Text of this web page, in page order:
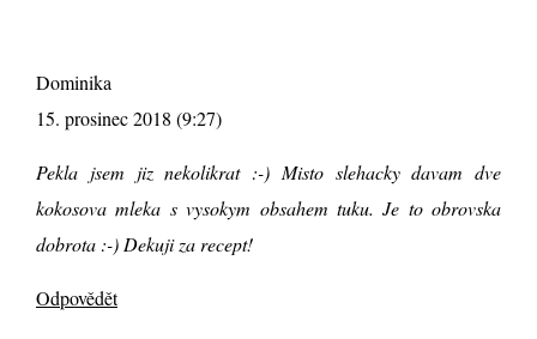
Dominika
15. prosinec 2018 (9:27)
Pekla jsem jiz nekolikrat :-) Misto slehacky davam dve
kokosova mleka s vysokym obsahem tuku. Je to obrovska
dobrota :-) Dekuji za recept!
Odpovědět